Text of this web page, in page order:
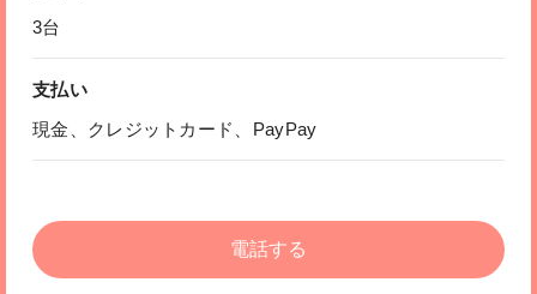
3台
支払い
現金、クレジットカード、PayPay
電話する